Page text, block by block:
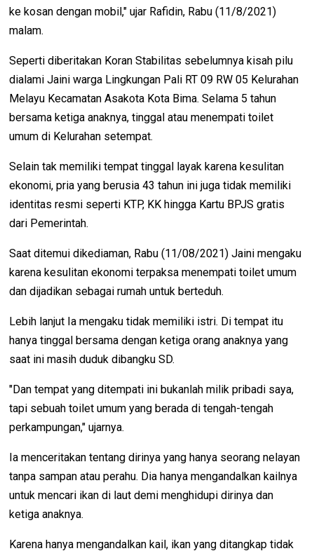
ke kosan dengan mobil," ujar Rafidin, Rabu (11/8/2021)
malam.
Seperti diberitakan Koran Stabilitas sebelumnya kisah pilu
dialami Jaini warga Lingkungan Pali RT 09 RW 05 Kelurahan
Melayu Kecamatan Asakota Kota Bima. Selama 5 tahun
bersama ketiga anaknya, tinggal atau menempati toilet
umum di Kelurahan setempat.
Selain tak memiliki tempat tinggal layak karena kesulitan
ekonomi, pria yang berusia 43 tahun ini juga tidak memiliki
identitas resmi seperti KTP, KK hingga Kartu BPJS gratis
dari Pemerintah.
Saat ditemui dikediaman, Rabu (11/08/2021) Jaini mengaku
karena kesulitan ekonomi terpaksa menempati toilet umum
dan dijadikan sebagai rumah untuk berteduh.
Lebih lanjut Ia mengaku tidak memiliki istri. Di tempat itu
hanya tinggal bersama dengan ketiga orang anaknya yang
saat ini masih duduk dibangku SD.
"Dan tempat yang ditempati ini bukanlah milik pribadi saya,
tapi sebuah toilet umum yang berada di tengah-tengah
perkampungan," ujarnya.
Ia menceritakan tentang dirinya yang hanya seorang nelayan
tanpa sampan atau perahu. Dia hanya mengandalkan kailnya
untuk mencari ikan di laut demi menghidupi dirinya dan
ketiga anaknya.
Karena hanya mengandalkan kail, ikan yang ditangkap tidak